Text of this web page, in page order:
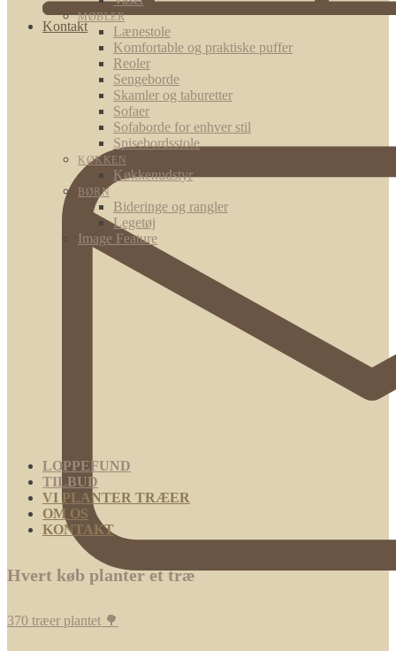
Kontakt
MØBLER
Lænestole
Komfortable og praktiske puffer
Reoler
Sengeborde
Skamler og taburetter
Sofaer
Sofaborde for enhver stil
Spisebordsstole
KØKKEN
Køkkenudstyr
BØRN
Bideringe og rangler
Legetøj
Image Feature
LOPPEFUND
TILBUD
VI PLANTER TRÆER
OM OS
KONTAKT
Hvert køb planter et træ
370 træer plantet 🌳